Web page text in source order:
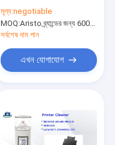
মূল্য:negotiable
MOQ:Aristo ব্র্যান্ডের জন্য 6000pcs, গ্রাহকের ব্র্যান্ডের জন্য 15000pcs
সর্বশেষ দাম পান
এখন যোগাযোগ